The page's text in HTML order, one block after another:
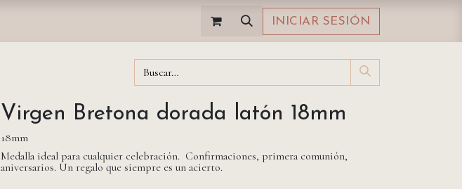
INICIAR SESIÓN
Virgen Bretona dorada latón 18mm
18mm
Medalla ideal para cualquier celebración. Confirmaciones, primera comunión,
aniversarios. Un regalo que siempre es un acierto.